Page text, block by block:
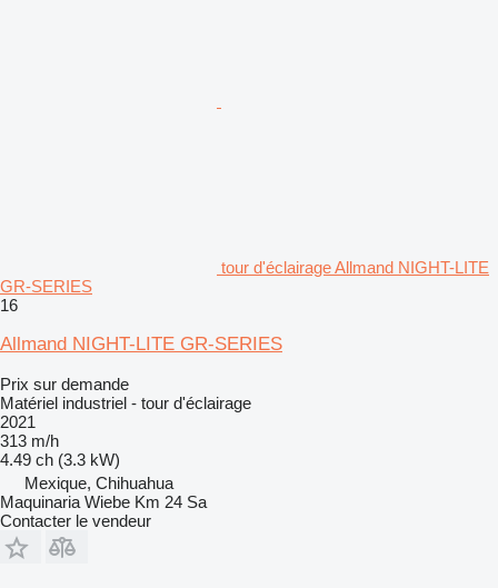
tour d'éclairage Allmand NIGHT-LITE
GR-SERIES
16
Allmand NIGHT-LITE GR-SERIES
Prix sur demande
Matériel industriel - tour d'éclairage
2021
313 m/h
4.49 ch (3.3 kW)
Mexique, Chihuahua
Maquinaria Wiebe Km 24 Sa
Contacter le vendeur